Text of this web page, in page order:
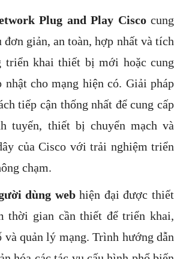
Plug and Play Ciscocung
giản, an toàn, hợp nhất và tích
triển khai thiết bị mới hoặc cung
nhật cho mạng hiện có. Giải pháp
tiếp cận thống nhất để cung cấp
tuyến, thiết bị chuyển mạch và
của Cisco với trải nghiệm triển
chạm.
dùng webhiện đại được thiết
thời gian cần thiết để triển khai,
và quản lý mạng. Trình hướng dẫn